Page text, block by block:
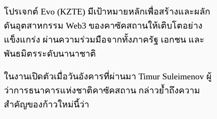
โปรเจกต์ Evo (KZTE) มีเป้าหมายหลักเพื่อสร้างและผลัก
ดันอุตสาหกรรม Web3 ของคาซัคสถานให้เติบโตอย่าง
แข็งแกร่ง ผ่านความร่วมมือจากทั้งภาครัฐ เอกชน และ
พันธมิตรระดับนานาชาติ
ในงานเปิดตัวเมื่อวันอังคารที่ผ่านมา Timur Suleimenov ผู้
ว่าการธนาคารแห่งชาติคาซัคสถาน กล่าวย้ำถึงความ
สำคัญของก้าวใหม่นี้ว่า